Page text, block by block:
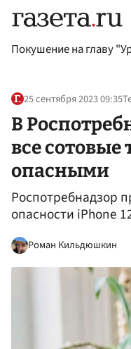
Покушение на главу
25 сентября 2023 09:35
В
все
опасными
Роспотребнадзор
опасности iPhone
Роман Кильдюшкин